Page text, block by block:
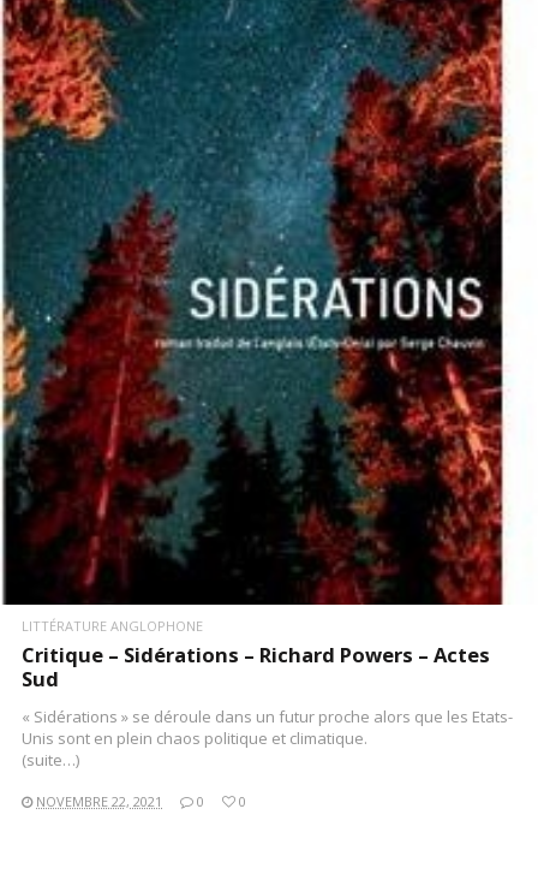
LIRE LA SUITE
LITTÉRATURE ANGLOPHONE
Critique – Sidérations – Richard Powers – Actes
Sud
« Sidérations » se déroule dans un futur proche alors que les Etats-
Unis sont en plein chaos politique et climatique.
(suite…)
NOVEMBRE 22, 2021 0 0